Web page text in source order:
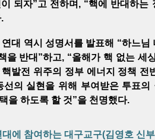
되자”고 전하며, “핵에 반대하는
대 역시 성명서를 발표해 “하느님
을 반대”하고, “올해가 핵 없는 세
발전 위주의 정부 에너지 정책 전
선의 실현을 위해 부여받은 투표의
을 하도록 할 것”을 천명했다.
에 참여하는 대구교구(김영호 신